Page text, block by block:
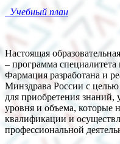
Учебный план
Настоящая
– программа специалитета
Фармация разработана и
Минздрава России с
для приобретения
уровня и объема, которые
квалификации и
профессиональной